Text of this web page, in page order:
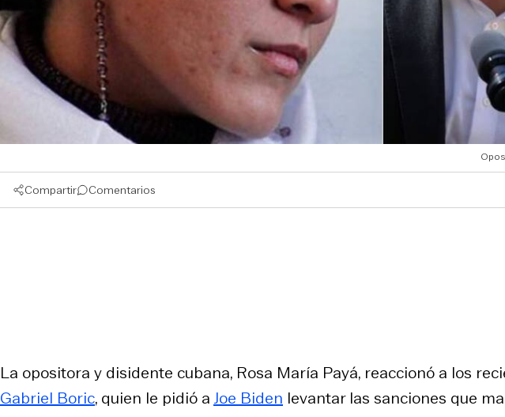
Compartir Comentarios
La opositora y disidente cubana, Rosa María Payá, reaccionó a los
Gabriel Boric, quien le pidió a Joe Biden levantar las sanciones que